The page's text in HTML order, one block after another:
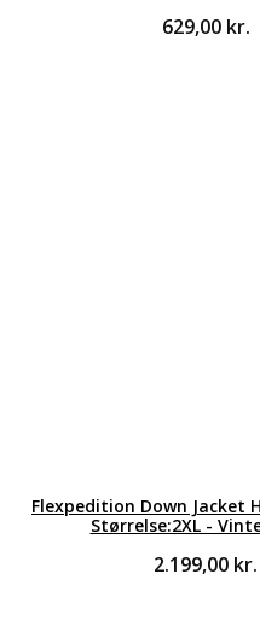
629,00 kr.
Flexpedition Down Jacket
Størrelse:2XL -
2.199,00 kr.